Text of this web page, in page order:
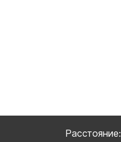
Расстояние: